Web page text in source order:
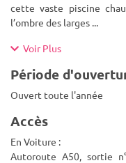
cette vaste piscine
l’ombre des larges ...
Voir Plus
Période
Ouvert toute l'année
Accès
En Voiture :
Autoroute A50, sortie